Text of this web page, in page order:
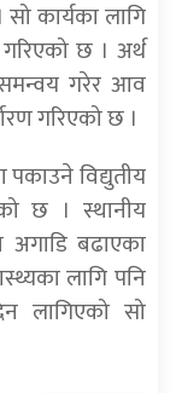
कार्यका लागि
छ । अर्थ
गरेर आव
गरिएको छ ।
विद्युतीय
छ । स्थानीय
बढाएका
लागि पनि
लागिएको सो